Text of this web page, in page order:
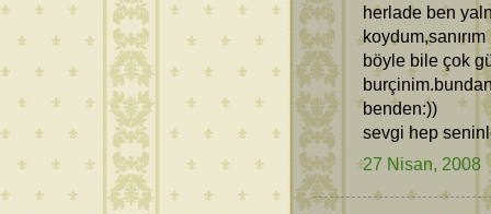
herlade ben
böyle bile çok
benden:))
sevgi hep
27 Nisan, 2008